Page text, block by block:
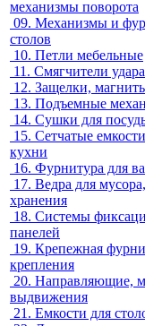
механизмы поворота
09. Механизмы и
столов
10. Петли мебельные
11. Смягчители удара
12. Защелки,
13. Подъемные
14. Сушки для
15. Сетчатые
кухни
16. Фурнитура для
17. Ведра для
хранения
18. Системы
панелей
19. Крепежная
крепления
20. Направляющие,
выдвижения
21. Емкости для